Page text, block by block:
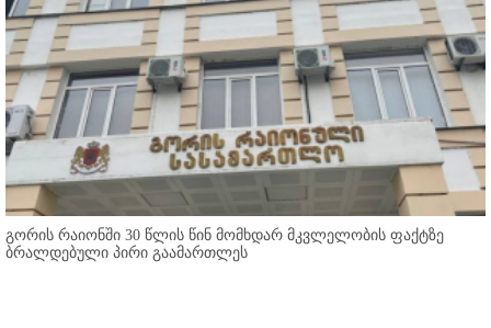
გორის რაიონში 30 წლის წინ მომხდარ მკვლელობის ფაქტზე
ბრალდებული პირი გაამართლეს